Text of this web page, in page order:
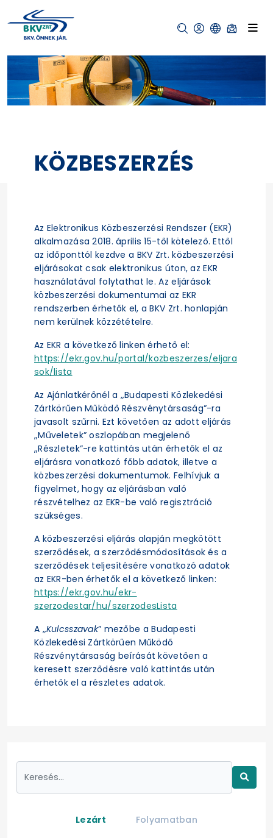
KÖZBESZERZÉS
Az Elektronikus Közbeszerzési Rendszer (EKR)
alkalmazása 2018. április 15-től kötelező. Ettől
az időponttól kezdve a BKV Zrt. közbeszerzési
eljárásokat csak elektronikus úton, az EKR
használatával folytathat le. Az eljárások
közbeszerzési dokumentumai az EKR
rendszerben érhetők el, a BKV Zrt. honlapján
nem kerülnek közzétételre.
Az EKR a következő linken érhető el:
https://ekr.gov.hu/portal/kozbeszerzes/eljara
sok/lista
Az Ajánlatkérőnél a „Budapesti Közlekedési
Zártkörűen Működő Részvénytársaság”-ra
javasolt szűrni. Ezt követően az adott eljárás
„Műveletek” oszlopában megjelenő
„Részletek”-re kattintás után érhetők el az
eljárásra vonatkozó főbb adatok, illetve a
közbeszerzési dokumentumok. Felhívjuk a
figyelmet, hogy az eljárásban való
részvételhez az EKR-be való regisztráció
szükséges.
A közbeszerzési eljárás alapján megkötött
szerződések, a szerződésmódosítások és a
szerződések teljesítésére vonatkozó adatok
az EKR-ben érhetők el a következő linken:
https://ekr.gov.hu/ekr-
szerzodestar/hu/szerzodesLista
A „Kulcsszavak” mezőbe a Budapesti
Közlekedési Zártkörűen Működő
Részvénytársaság beírását követően a
keresett szerződésre való kattintás után
érhetők el a részletes adatok.
Lezárt Folyamatban